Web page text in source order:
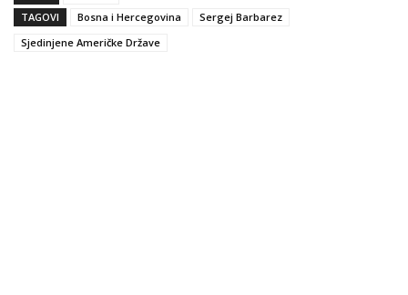
TAGOVI
Bosna i Hercegovina
Sergej Barbarez
Sjedinjene Američke Države